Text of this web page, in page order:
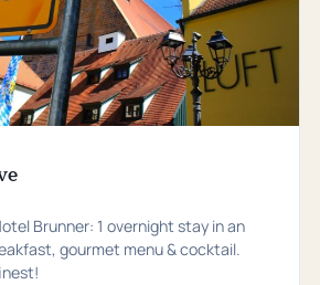
Brunner: 1 overnight stay in an
gourmet menu & cocktail.